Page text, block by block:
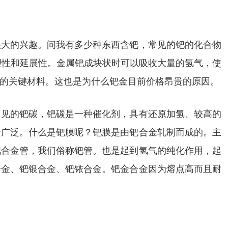
的兴趣。问我有多少种东西含钯，常见的钯的化合物
和延展性。金属钯成块状时可以吸收大量的氢气，使
键材料。这也是为什么钯金目前价格昂贵的原因。
的钯碳，钯碳是一种催化剂，具有还原加氢、较高的
泛。什么是钯膜呢？钯膜是由钯合金轧制而成的。主
金管，我们俗称钯管。也是起到氢气的纯化作用，起
、钯银合金、钯铱合金。钯金合金因为熔点高而且耐